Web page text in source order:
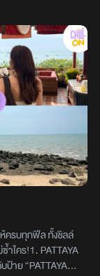
ครบทุกฟีล ทั้งชิลล์
ำใคร!1. PATTAYA
าย “PATTAYA